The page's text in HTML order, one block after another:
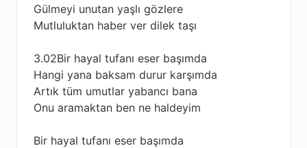
Gülmeyi unutan yaşlı gözlere
Mutluluktan haber ver dilek taşı
3.02Bir hayal tufanı eser başımda
Hangi yana baksam durur karşımda
Artık tüm umutlar yabancı bana
Onu aramaktan ben ne haldeyim
Bir hayal tufanı eser başımda